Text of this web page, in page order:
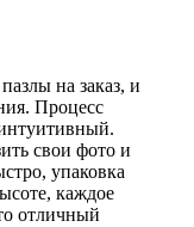
на заказ, и
Процесс
свои фото и
упаковка
каждое
отличный